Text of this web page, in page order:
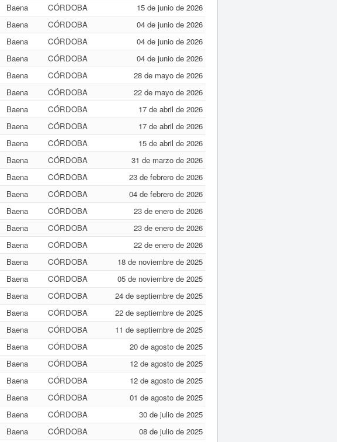
Baena CÓRDOBA
15 de junio de 2026
Baena CÓRDOBA
04 de junio de 2026
Baena CÓRDOBA
04 de junio de 2026
Baena CÓRDOBA
04 de junio de 2026
Baena CÓRDOBA
28 de mayo de 2026
Baena CÓRDOBA
22 de mayo de 2026
Baena CÓRDOBA
17 de abril de 2026
Baena CÓRDOBA
17 de abril de 2026
Baena CÓRDOBA
15 de abril de 2026
Baena CÓRDOBA
31 de marzo de 2026
Baena CÓRDOBA
23 de febrero de 2026
Baena CÓRDOBA
04 de febrero de 2026
Baena CÓRDOBA
23 de enero de 2026
Baena CÓRDOBA
23 de enero de 2026
Baena CÓRDOBA
22 de enero de 2026
Baena CÓRDOBA
18 de noviembre de 2025
Baena CÓRDOBA
05 de noviembre de 2025
Baena CÓRDOBA
24 de septiembre de 2025
Baena CÓRDOBA
22 de septiembre de 2025
Baena CÓRDOBA
11 de septiembre de 2025
Baena CÓRDOBA
20 de agosto de 2025
Baena CÓRDOBA
12 de agosto de 2025
Baena CÓRDOBA
12 de agosto de 2025
Baena CÓRDOBA
01 de agosto de 2025
Baena CÓRDOBA
30 de julio de 2025
Baena CÓRDOBA
08 de julio de 2025